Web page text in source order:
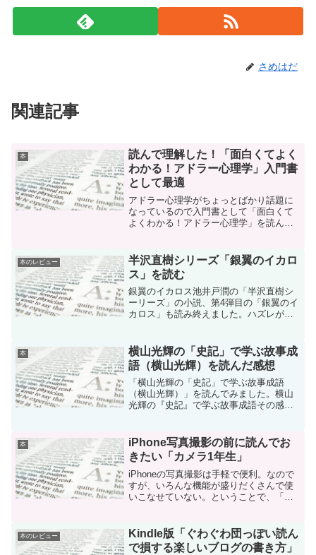
さめはだ
関連記事
本
読んで理解した！「面白くてよく
わかる！アドラー心理学」入門書
として最適
アドラー心理学がちょっとばかり話題に
なっているので入門書として「面白くて
よくわかる！アドラー心理学」を読んで
た。
本のレビュー
半沢直樹シリーズ「銀翼のイカロ
ス」を読む
銀翼のイカロス池井戸潤の「半沢直樹シ
ーリーズ」の小説、第4弾目の「銀翼のイ
カロス」も読み終えました。ハズレがな
でかく、政治家との戦いでした。
本
横山光輝の「史記」で学ぶ故事成
語（横山光輝）を読んだ感想
「横山光輝の「史記」で学ぶ故事成語
（横山光輝）」を読んでみました。横山
光輝の『史記』で学ぶ故事成語その感想
本
iPhone写真撮影の前に読んでお
きたい「カメラ1年生」
iPhoneの写真撮影は手軽で便利。なので
すが、いろんな機能が盛りだくさんで使
いこなせていない。ということで、「た
著）を読んでiPhoneの写真撮影について
勉強...
本のレビュー
Kindle版「ぐわぐわ団っぽい読ん
で損する楽しいブログの書き方」